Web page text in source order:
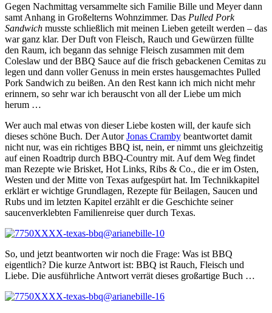
Gegen Nachmittag versammelte sich Familie Bille und Meyer dann
samt Anhang in Großelterns Wohnzimmer. Das Pulled Pork
Sandwich musste schließlich mit meinen Lieben geteilt werden – das
war ganz klar. Der Duft von Fleisch, Rauch und Gewürzen füllte
den Raum, ich begann das sehnige Fleisch zusammen mit dem
Coleslaw und der BBQ Sauce auf die frisch gebackenen Cemitas zu
legen und dann voller Genuss in mein erstes hausgemachtes Pulled
Pork Sandwich zu beißen. An den Rest kann ich mich nicht mehr
erinnern, so sehr war ich berauscht von all der Liebe um mich
herum …
Wer auch mal etwas von dieser Liebe kosten will, der kaufe sich
dieses schöne Buch. Der AutorJonas Cramby beantwortet damit
nicht nur, was ein richtiges BBQ ist, nein, er nimmt uns gleichzeitig
auf einen Roadtrip durch BBQ-Country mit. Auf dem Weg findet
man Rezepte wie Brisket, Hot Links, Ribs & Co., die er im Osten,
Westen und der Mitte von Texas aufgespürt hat. Im Technikkapitel
erklärt er wichtige Grundlagen, Rezepte für Beilagen, Saucen und
Rubs und im letzten Kapitel erzählt er die Geschichte seiner
saucenverklebten Familienreise quer durch Texas.
So, und jetzt beantworten wir noch die Frage: Was ist BBQ
eigentlich? Die kurze Antwort ist: BBQ ist Rauch, Fleisch und
Liebe. Die ausführliche Antwort verrät dieses großartige Buch …